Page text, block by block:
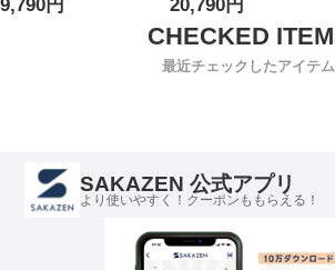
ンツ ロゴテープ ウエ
9,790円
長袖 ロゴテープ フル
ジップ
EAUEM653AF18887
20,790円
最近チェックしたアイテム
SAKAZEN 公式アプリ
より使いやすく！クーポンももらえる！